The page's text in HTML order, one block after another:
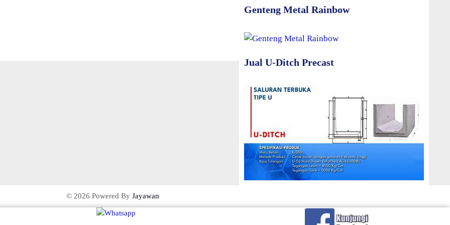
Genteng Metal Rainbow
Jual U-Ditch Precast
© 2026 Powered By Jayawan